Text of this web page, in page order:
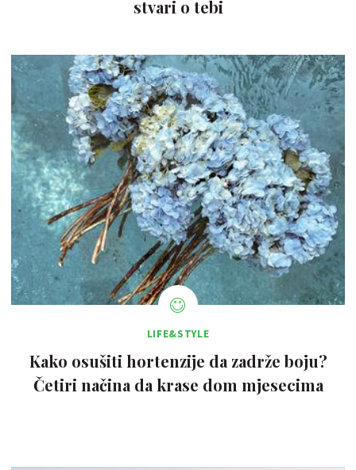
stvari o tebi
LIFE&STYLE
Kako osušiti hortenzije da zadrže boju?
Četiri načina da krase dom mjesecima